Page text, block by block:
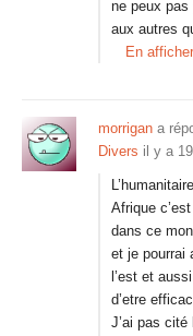
ne peux pas
aux autres
En
morrigan a
Divers il y a
Afrique
dans ce
et je pourrai
l’est et
d’etre
J’ai pas